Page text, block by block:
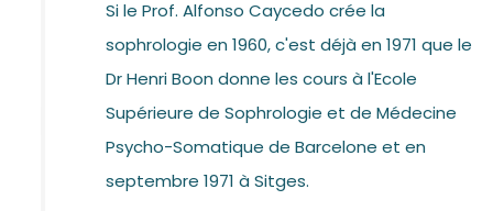
Si le Prof. Alfonso Caycedo crée la
sophrologie en 1960, c'est déjà en 1971 que le
Dr Henri Boon donne les cours à l'Ecole
Supérieure de Sophrologie et de Médecine
Psycho-Somatique de Barcelone et en
septembre 1971 à Sitges.